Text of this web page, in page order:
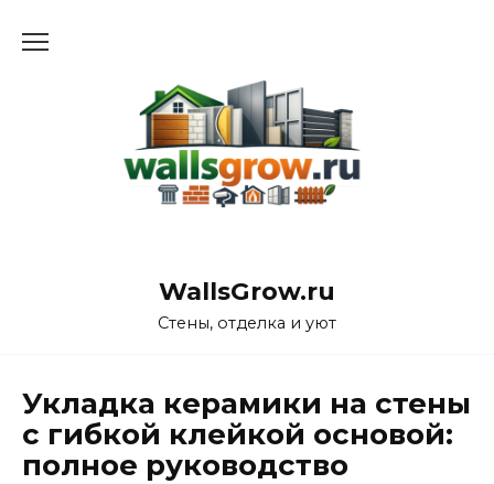
WallsGrow.ru
Стены, отделка и уют
Укладка керамики на стены
с гибкой клейкой основой:
полное руководство